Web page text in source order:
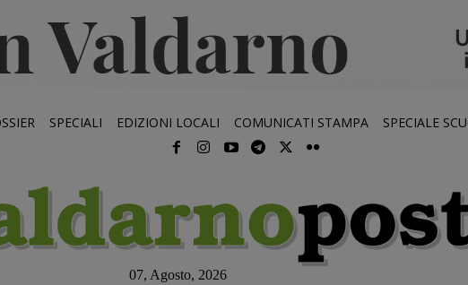
SPECIALI EDIZIONI LOCALI COMUNICATI STAMPA SPECIALE
07, Agosto, 2026